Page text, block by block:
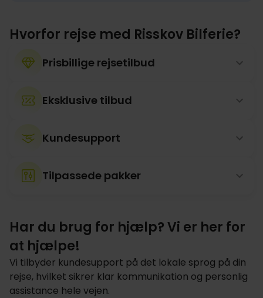
Hvorfor rejse med Risskov Bilferie?
Prisbillige rejsetilbud
Eksklusive tilbud
Kundesupport
Tilpassede pakker
Har du brug for hjælp? Vi er her for
at hjælpe!
Vi tilbyder kundesupport på det lokale sprog på din
rejse, hvilket sikrer klar kommunikation og personlig
assistance hele vejen.